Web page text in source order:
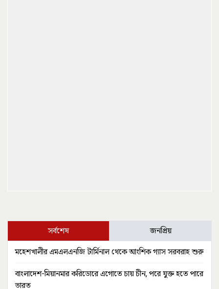
সর্বশেষ জনপ্রিয়
মহেশখালীর এমএলএনজি টার্মিনাল থেকে আংশিক গ্যাস সরবরাহ শুরু
বাংলাদেশ-মিয়ানমার করিডোরে এগোতে চায় চীন, পরে যুক্ত হতে পারে
ভারত